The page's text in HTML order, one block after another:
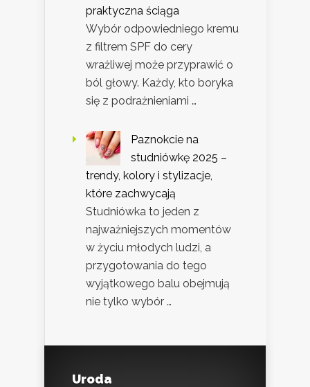
praktyczna ściąga
Wybór odpowiedniego kremu
z filtrem SPF do cery
wrażliwej może przyprawić o
ból głowy. Każdy, kto boryka
się z podrażnieniami …
Paznokcie na
studniówkę 2025 –
trendy, kolory i stylizacje,
które zachwycają
Studniówka to jeden z
najważniejszych momentów
w życiu młodych ludzi, a
przygotowania do tego
wyjątkowego balu obejmują
nie tylko wybór …
Uroda